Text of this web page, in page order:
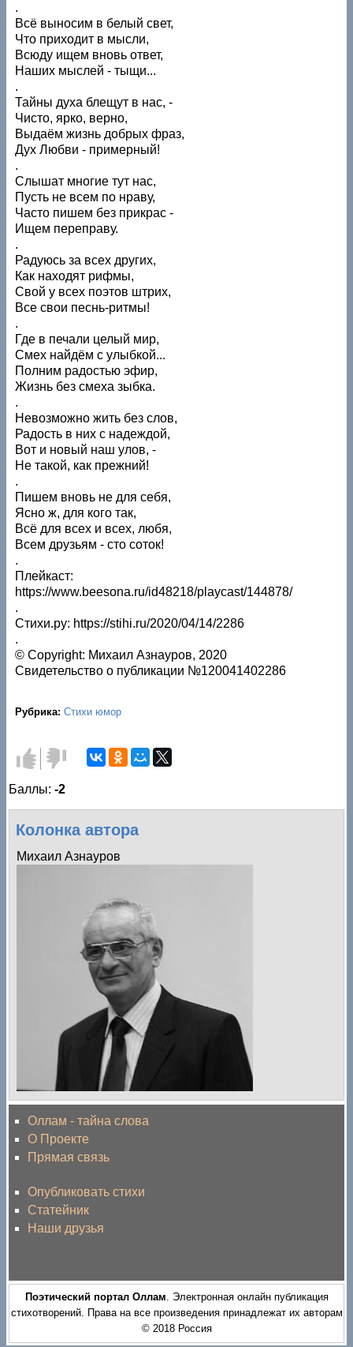
.
Всё выносим в белый свет,
Что приходит в мысли,
Всюду ищем вновь ответ,
Наших мыслей - тыщи...
.
Тайны духа блещут в нас, -
Чисто, ярко, верно,
Выдаём жизнь добрых фраз,
Дух Любви - примерный!
.
Слышат многие тут нас,
Пусть не всем по нраву,
Часто пишем без прикрас -
Ищем переправу.
.
Радуюсь за всех других,
Как находят рифмы,
Свой у всех поэтов штрих,
Все свои песнь-ритмы!
.
Где в печали целый мир,
Смех найдём с улыбкой...
Полним радостью эфир,
Жизнь без смеха зыбка.
.
Невозможно жить без слов,
Радость в них с надеждой,
Вот и новый наш улов, -
Не такой, как прежний!
.
Пишем вновь не для себя,
Ясно ж, для кого так,
Всё для всех и всех, любя,
Всем друзьям - сто соток!
.
Плейкаст:
https://www.beesona.ru/id48218/playcast/144878/
.
Стихи.ру: https://stihi.ru/2020/04/14/2286
.
© Copyright: Михаил Азнауров, 2020
Свидетельство о публикации №120041402286
Рубрика:Стихи юмор
Голос
за!
Голос
против!
Баллы:-2
Колонка автора
Михаил Азнауров
Оллам - тайна слова
О Проекте
Прямая связь
Опубликовать стихи
Статейник
Наши друзья
Поэтический портал Оллам. Электронная онлайн публикация
стихотворений. Права на все произведения принадлежат их авторам
© 2018 Россия